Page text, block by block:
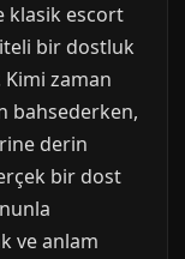
klasik escort
bir dostluk
zaman
bahsederken,
derin
bir dost
ve anlam